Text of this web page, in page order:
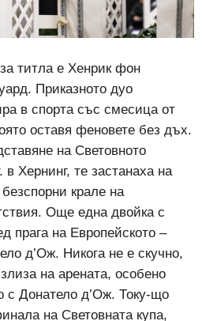
титла е Хенрик фон
Приказното дуо
в спорта със смесица от
оставя феновете без дъх.
на Световното
в Хернинг, те застанаха на
крале на
Още една двойка с
прага на Европейското –
д’Ож. Никога не е скучно,
на арената, особено
с Донатело д’Ож. Току-що
на Световната купа,